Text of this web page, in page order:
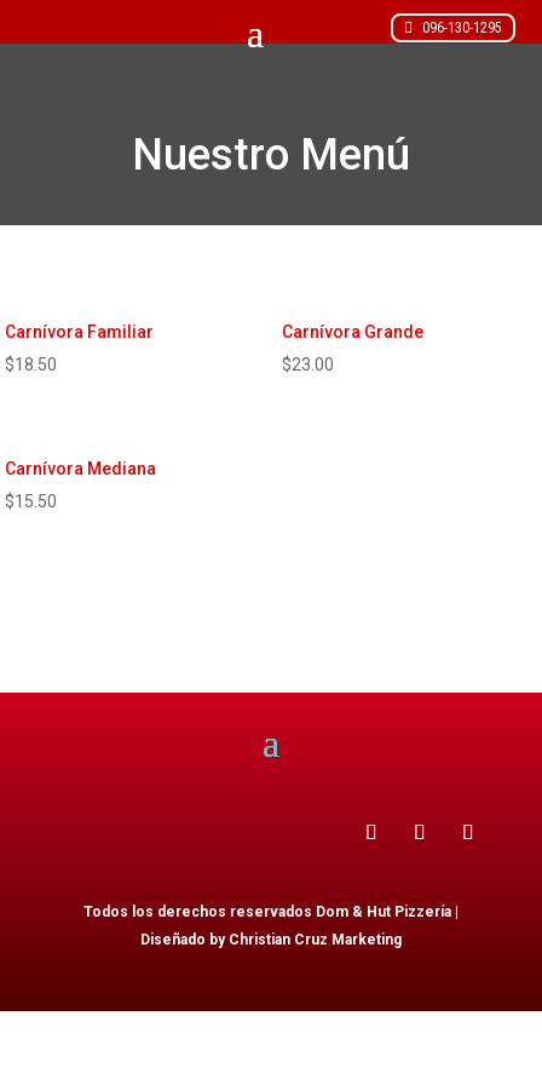
096-130-1295
Nuestro Menú
Carnívora Familiar
$18.50
Carnívora Grande
$23.00
Carnívora Mediana
$15.50
Todos los derechos reservados Dom & Hut Pizzería |
Diseñado by Christian Cruz Marketing